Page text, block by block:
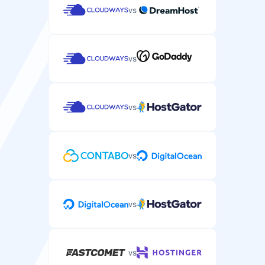
vs
vs
vs
vs
vs
vs